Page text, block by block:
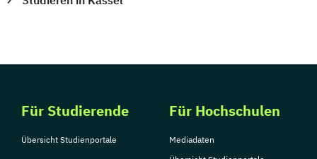
Für Studierende
Übersicht Studienportale
Für Hochschulen
Mediadaten